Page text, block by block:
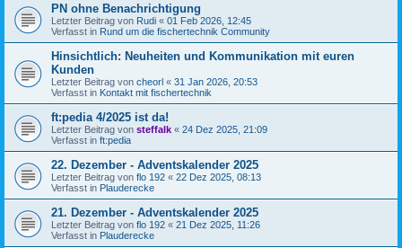
PN ohne Benachrichtigung
Letzter Beitrag von Rudi « 01 Feb 2026, 12:45
Verfasst in Rund um die fischertechnik Community
Hinsichtlich: Neuheiten und Kommunikation mit euren
Kunden
Letzter Beitrag von cheorl « 31 Jan 2026, 20:53
Verfasst in Kontakt mit fischertechnik
ft:pedia 4/2025 ist da!
Letzter Beitrag von steffalk « 24 Dez 2025, 21:09
Verfasst in ft:pedia
22. Dezember - Adventskalender 2025
Letzter Beitrag von flo 192 « 22 Dez 2025, 08:13
Verfasst in Plauderecke
21. Dezember - Adventskalender 2025
Letzter Beitrag von flo 192 « 21 Dez 2025, 11:26
Verfasst in Plauderecke